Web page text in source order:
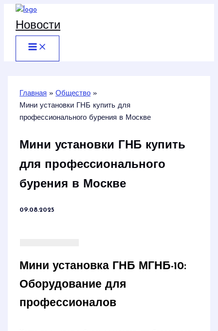
Перейти
содержимому
Новости
Главная
Общество
Мини установки ГНБ купить для
профессионального бурения в Москве
Мини установки ГНБ купить
для профессионального
бурения в Москве
09.08.2025
Мини установка ГНБ МГНБ-10:
Оборудование для
профессионалов